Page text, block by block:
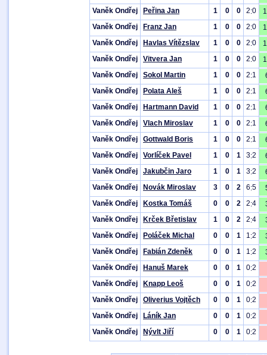
Vaněk Ondřej
Peřina Jan 1 0 0 2:0
Vaněk Ondřej
Franz Jan 1 0 0 2:0
Vaněk Ondřej
Havlas Vítězslav 1 0 0 2:0
Vaněk Ondřej
Vitvera Jan 1 0 0 2:0
Vaněk Ondřej
Sokol Martin 1 0 0 2:1
Vaněk Ondřej
Polata Aleš 1 0 0 2:1
Vaněk Ondřej
Hartmann David 1 0 0 2:1
Vaněk Ondřej
Vlach Miroslav 1 0 0 2:1
Vaněk Ondřej
Gottwald Boris 1 0 0 2:1
Vaněk Ondřej
Vorlíček Pavel 1 0 1 3:2
Vaněk Ondřej
Jakubčin Jaro 1 0 1 3:2
Vaněk Ondřej
Novák Miroslav 3 0 2 6:5
Vaněk Ondřej
Kostka Tomáš 0 0 2 2:4
Vaněk Ondřej
Krček Břetislav 1 0 2 2:4
Vaněk Ondřej
Poláček Michal 0 0 1 1:2
Vaněk Ondřej
Fabián Zdeněk 0 0 1 1:2
Vaněk Ondřej
Hanuš Marek 0 0 1 0:2
Vaněk Ondřej
Knapp Leoš 0 0 1 0:2
Vaněk Ondřej
Oliverius Vojtěch 0 0 1 0:2
Vaněk Ondřej
Láník Jan 0 0 1 0:2
Vaněk Ondřej
Nývlt Jiří 0 0 1 0:2